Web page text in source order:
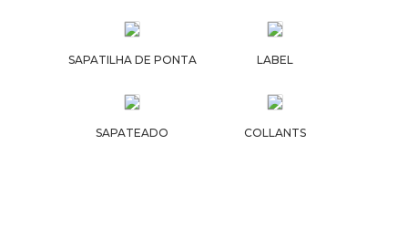
SAPATILHA DE PONTA LABEL
SAPATEADO COLLANTS